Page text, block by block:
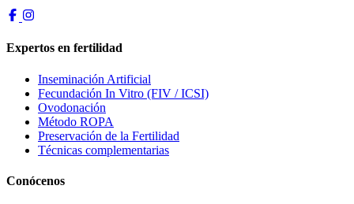
Expertos en fertilidad
Inseminación Artificial
Fecundación In Vitro (FIV / ICSI)
Ovodonación
Método ROPA
Preservación de la Fertilidad
Técnicas complementarias
Conócenos